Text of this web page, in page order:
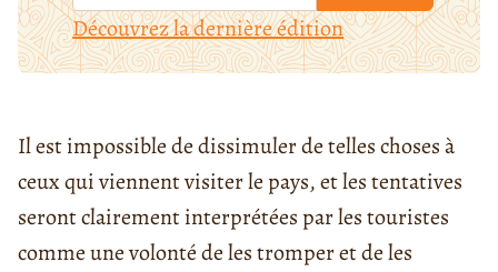
Découvrez la dernière édition
Il est impossible de dissimuler de telles choses à
ceux qui viennent visiter le pays, et les tentatives
seront clairement interprétées par les touristes
comme une volonté de les tromper et de les